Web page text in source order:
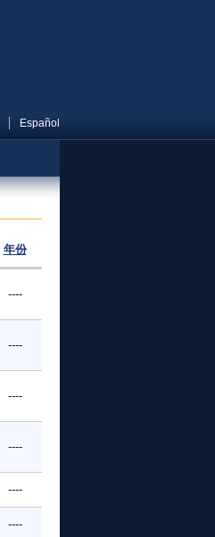
Español
年份
----
----
----
----
----
----